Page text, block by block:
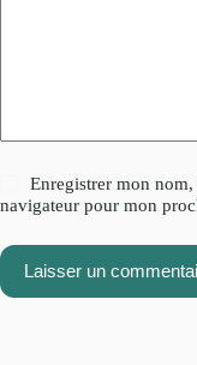
Enregistrer mon
navigateur pour mon
Laisser un